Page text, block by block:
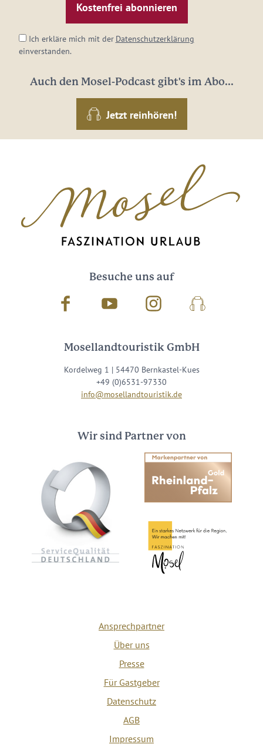
Adresse:
Ich erkläre mich mit der Datenschutzerklärung
einverstanden.
Auch den Mosel-Podcast gibt's im Abo...
Jetzt reinhören!
Besuche uns auf
Facebook Youtube InstagramPodcast
Mosellandtouristik GmbH
Kordelweg 1 | 54470 Bernkastel-Kues
+49 (0)6531-97330
info@mosellandtouristik.de
Wir sind Partner von
Ansprechpartner
Über uns
Presse
Für Gastgeber
Datenschutz
AGB
Impressum